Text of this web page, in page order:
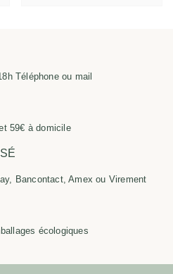
Téléphone ou mail
59€ à domicile
Bancontact, Amex ou Virement
écologiques